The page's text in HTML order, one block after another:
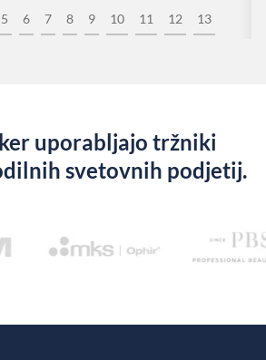
5 6 7 8 9 10 11 12 13
uporabljajo tržniki
svetovnih podjetij.